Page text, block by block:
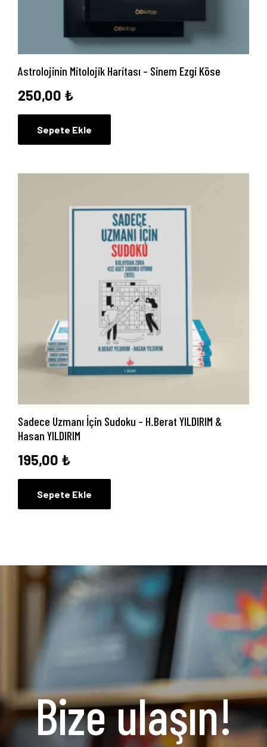
Yayın Paketlerimiz
Yayınlarımız
İletişim
Astrolojinin Mitolojik Haritası – Sinem Ezgi Köse
250,00 ₺
Sepete Ekle
Sadece Uzmanı İçin Sudoku – H.Berat YILDIRIM &
Hasan YILDIRIM
195,00 ₺
Sepete Ekle
Bize ulaşın!